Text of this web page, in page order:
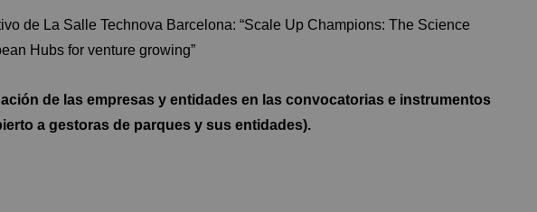
de La Salle Technova Barcelona: “Scale Up Champions: The Science
Hubs for venture growing”
de las empresas y entidades en las convocatorias e instrumentos
a gestoras de parques y sus entidades).